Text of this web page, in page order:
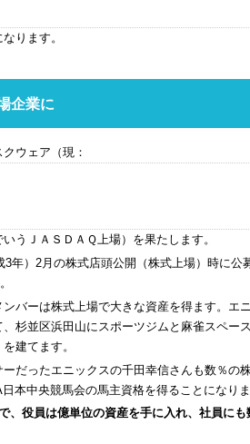
ります。
企業に
ウェア（現：
うＪＡＳＤＡＱ上場）を果たします。
年）2月の株式店頭公開（株式上場）時に公
バーは株式上場で大きな資産を得ます。エ
杉並区浜田山にスポーツジムと麻雀スペー
建てます。
だったエニックスの千田幸信さんも数％の
本中央競馬会の馬主資格を得ることになりま
、役員は億単位の資産を手に入れ、社員に